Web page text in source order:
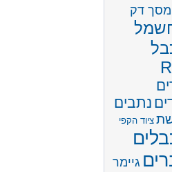
מסך דק
נתבים
ציוד הקפי
גיימר